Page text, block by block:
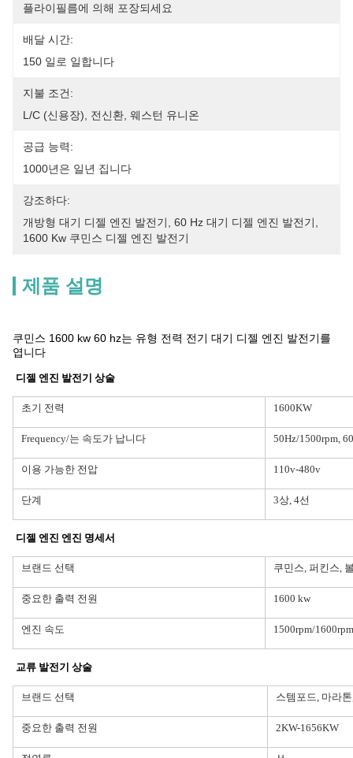
플라이필름에 의해 포장되세요
배달 시간:
150 일로 일합니다
지불 조건:
L/C (신용장), 전신환, 웨스턴 유니온
공급 능력:
1000년은 일년 집니다
강조하다:
개방형 대기 디젤 엔진 발전기
60 Hz 대기 디젤 엔진 발전기
1600 Kw 쿠민스 디젤 엔진 발전기
제품 설명
쿠민스 1600 kw 60 hz는 유형 전력 전기 대기 디젤 엔진 발전기를
엽니다
디젤 엔진 발전기 상술
초기 전력 1600KW
Frequency/는 속도가 납니다 50Hz/1500rpm,
이용 가능한 전압 110v-480v
단계 3상, 4선
디젤 엔진 엔진 명세서
브랜드 선택 쿠민스, 퍼킨스,
중요한 출력 전원 1600 kw
엔진 속도 1500rpm/1600rpm
교류 발전기 상술
브랜드 선택 스템포드, 마라
중요한 출력 전원 2KW-1656KW